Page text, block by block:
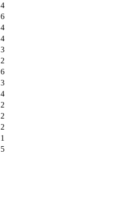
4
6
4
4
3
2
6
3
4
2
2
2
1
5